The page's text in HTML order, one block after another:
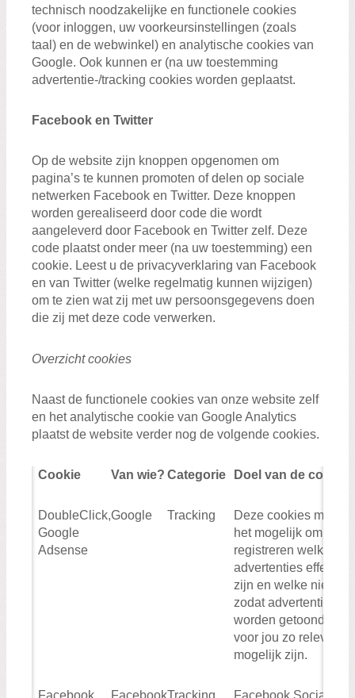
technisch noodzakelijke en functionele cookies
(voor inloggen, uw voorkeursinstellingen (zoals
taal) en de webwinkel) en analytische cookies van
Google. Ook kunnen er (na uw toestemming
advertentie-/tracking cookies worden geplaatst.
Facebook en Twitter
Op de website zijn knoppen opgenomen om
pagina’s te kunnen promoten of delen op sociale
netwerken Facebook en Twitter. Deze knoppen
worden gerealiseerd door code die wordt
aangeleverd door Facebook en Twitter zelf. Deze
code plaatst onder meer (na uw toestemming) een
cookie. Leest u de privacyverklaring van Facebook
en van Twitter (welke regelmatig kunnen wijzigen)
om te zien wat zij met uw persoonsgegevens doen
die zij met deze code verwerken.
Overzicht cookies
Naast de functionele cookies van onze website zelf
en het analytische cookie van Google Analytics
plaatst de website verder nog de volgende cookies.
Cookie Van wie? Categorie Doel van de cookie
DoubleClick,
Google
Adsense
Google Tracking
Deze cookies maken
het mogelijk om te
registreren welke
advertenties effectief
zijn en welke niet,
zodat advertenties
worden getoond die
voor jou zo relevant
mogelijk zijn.